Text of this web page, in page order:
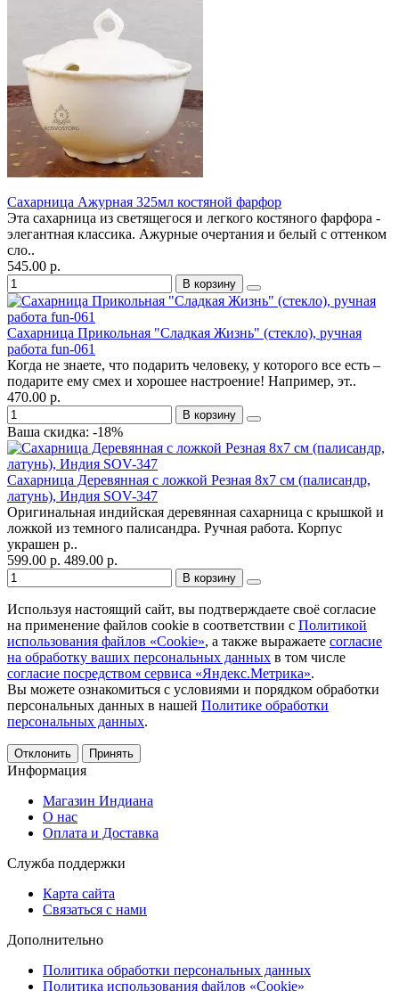
Сахарница Ажурная 325мл костяной фарфор
Эта сахарница из светящегося и легкого костяного фарфора -
элегантная классика. Ажурные очертания и белый с оттенком
сло..
545.00 р.
В корзину
Сахарница Прикольная "Сладкая Жизнь" (стекло), ручная
работа fun-061
Когда не знаете, что подарить человеку, у которого все есть –
подарите ему смех и хорошее настроение! Например, эт..
470.00 р.
В корзину
Ваша скидка: -18%
Сахарница Деревянная с ложкой Резная 8х7 см (палисандр,
латунь), Индия SOV-347
Оригинальная индийская деревянная сахарница с крышкой и
ложкой из темного палисандра. Ручная работа. Корпус
украшен р..
599.00 р. 489.00 р.
В корзину
Используя настоящий сайт, вы подтверждаете своё согласие
на применение файлов cookie в соответствии с Политикой
использования файлов «Cookie», а также выражаете согласие
на обработку ваших персональных данных в том числе
согласие посредством сервиса «Яндекс.Метрика».
Вы можете ознакомиться с условиями и порядком обработки
персональных данных в нашей Политике обработки
персональных данных.
Отклонить Принять
Информация
Магазин Индиана
О нас
Оплата и Доставка
Служба поддержки
Карта сайта
Связаться с нами
Дополнительно
Политика обработки персональных данных
Политика использования файлов «Cookie»